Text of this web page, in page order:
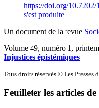
https://doi.org/10.7202/
s'est produite
Un document de la revue
Volume 49, numéro 1,
Injustices épistémiques
Tous droits réservés © Les Presses
Feuilleter les articles de